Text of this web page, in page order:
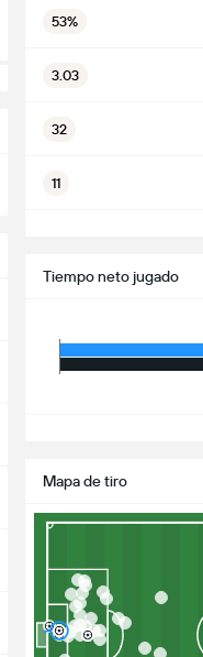
53%
3.03
32
11
Tiempo neto jugado
Mapa de tiro